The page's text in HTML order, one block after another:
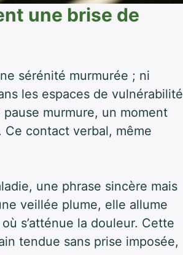
une brise de
sérénité murmurée ; ni
les espaces de vulnérabilité
murmure, un moment
Ce contact verbal, même
une phrase sincère mais
veillée plume, elle allume
s’atténue la douleur. Cette
tendue sans prise imposée,